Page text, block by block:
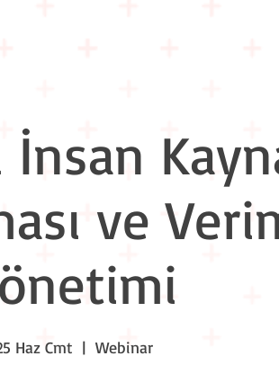
İnsan
ve
Haz Cmt
  |
Webinar